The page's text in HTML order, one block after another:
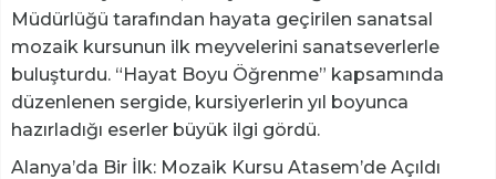
Müdürlüğü tarafından hayata geçirilen sanatsal
mozaik kursunun ilk meyvelerini sanatseverlerle
buluşturdu. “Hayat Boyu Öğrenme” kapsamında
düzenlenen sergide, kursiyerlerin yıl boyunca
hazırladığı eserler büyük ilgi gördü.
Alanya’da Bir İlk: Mozaik Kursu Atasem’de Açıldı